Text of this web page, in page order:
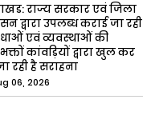
राज्य सरकार एवं जिला
द्वारा उपलब्ध कराई जा रही
एवं व्यवस्थाओं की
कांवड़ियों द्वारा खुल कर
रही है सराहना
06, 2026